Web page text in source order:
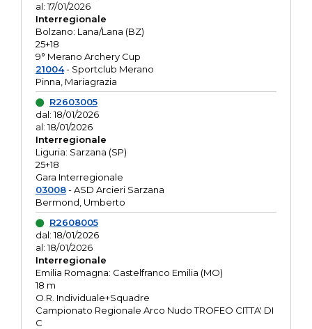
al: 17/01/2026
Interregionale
Bolzano: Lana/Lana (BZ)
25+18
9° Merano Archery Cup
21004- Sportclub Merano
Pinna, Mariagrazia
R2603005
dal: 18/01/2026
al: 18/01/2026
Interregionale
Liguria: Sarzana (SP)
25+18
Gara Interregionale
03008- ASD Arcieri Sarzana
Bermond, Umberto
R2608005
dal: 18/01/2026
al: 18/01/2026
Interregionale
Emilia Romagna: Castelfranco Emilia (MO)
18 m
O.R. Individuale+Squadre
Campionato Regionale Arco Nudo TROFEO CITTA' DI
C